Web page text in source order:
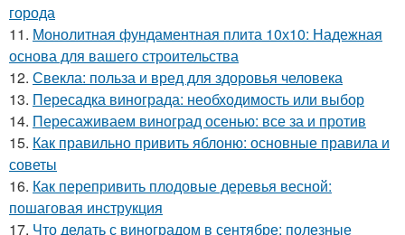
города
11. Монолитная фундаментная плита 10х10: Надежная
основа для вашего строительства
12. Свекла: польза и вред для здоровья человека
13. Пересадка винограда: необходимость или выбор
14. Пересаживаем виноград осенью: все за и против
15. Как правильно привить яблоню: основные правила и
советы
16. Как перепривить плодовые деревья весной:
пошаговая инструкция
17. Что делать с виноградом в сентябре: полезные